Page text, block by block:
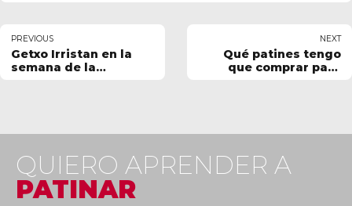
PREVIOUS
Getxo Irristan en la
semana de la
NEXT
Qué patines tengo
que comprar para
QUIERO APRENDER A
PATINAR